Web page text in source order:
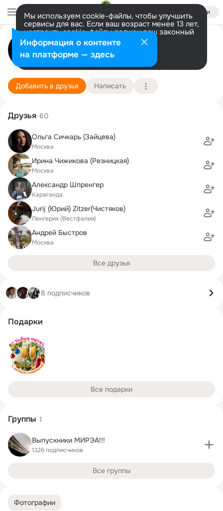
Войти
Мы используем cookie-файлы, чтобы улучшить
сервисы для вас. Если ваш возраст менее 13 лет,
настроить cookie-файлы должен ваш законный
представитель. Больше информации
Разрешить все Настроить
Дмитрий Горбунов АК-2-78
Москва
5 ноября (65 лет)
МИРЭА, Московский государственный
Подробнее
Добавить в друзья Написать
Фотографии
Друзья 60
Ольга Сичкарь (Зайцева)
Москва
Ирина Чижикова (Резницкая)
Москва
Александр Шпренгер
Караганда
Jurij (Юрий) Zitzer(Чистяков)
Ленгерих (Вестфалия)
Андрей Быстров
Москва
Все друзья
8 подписчиков
Подарки
Все подарки
Группы 1
Выпускники МИРЭА!!!
1326 подписчиков
Все группы
Информация о контенте
на платформе — здесь